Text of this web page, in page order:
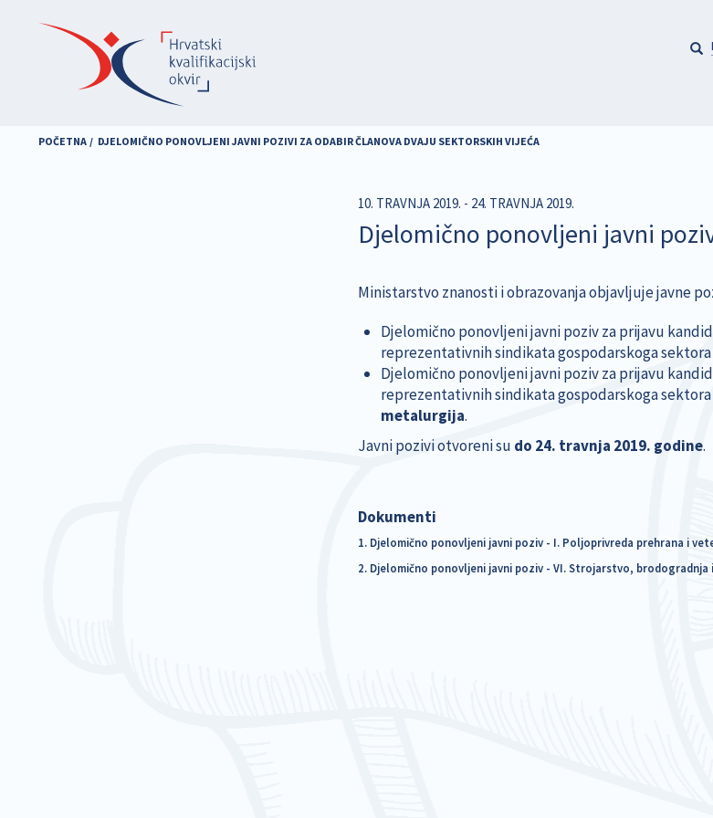
POČETNA DJELOMIČNO PONOVLJENI JAVNI POZIVI ZA ODABIR ČLANOVA DVAJU SEKTORSKIH VIJEĆA
10. TRAVNJA 2019. - 24. TRAVNJA 2019.
Djelomično ponovljeni javni
Ministarstvo znanosti i obrazovanja objavljuje javne
Djelomično ponovljeni javni poziv za prijavu
reprezentativnih sindikata gospodarskoga
Djelomično ponovljeni javni poziv za prijavu
reprezentativnih sindikata gospodarskoga
metalurgija.
Javni pozivi otvoreni su do 24. travnja 2019. godine.
Dokumenti
1. Djelomično ponovljeni javni poziv - I. Poljoprivreda prehrana i
2. Djelomično ponovljeni javni poziv - VI. Strojarstvo,